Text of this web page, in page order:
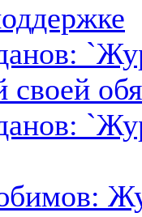
своей